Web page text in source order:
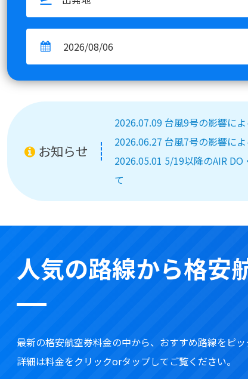
お知らせ
2026.07.09 台風9号の影響に
2026.06.27 台風7号の影響に
2026.05.01 5/19以降のAIR
て
人気の路線から格安
最新の格安航空券料金の中から、おすすめ路線をピッ
詳細は料金をクリックorタップしてご覧ください。